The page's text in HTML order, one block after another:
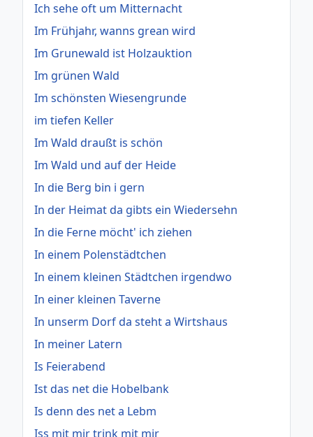
Ich sehe oft um Mitternacht
Im Frühjahr, wanns grean wird
Im Grunewald ist Holzauktion
Im grünen Wald
Im schönsten Wiesengrunde
im tiefen Keller
Im Wald draußt is schön
Im Wald und auf der Heide
In die Berg bin i gern
In der Heimat da gibts ein Wiedersehn
In die Ferne möcht' ich ziehen
In einem Polenstädtchen
In einem kleinen Städtchen irgendwo
In einer kleinen Taverne
In unserm Dorf da steht a Wirtshaus
In meiner Latern
Is Feierabend
Ist das net die Hobelbank
Is denn des net a Lebm
Iss mit mir trink mit mir